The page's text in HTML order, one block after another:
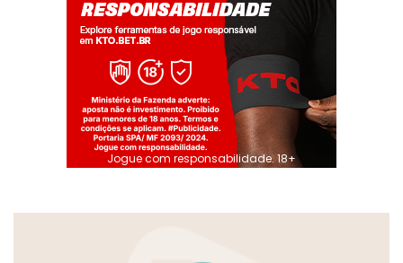
Jogue com responsabilidade. 18+